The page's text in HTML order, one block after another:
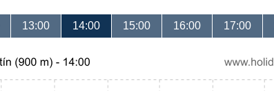
13:00 14:00 15:00 16:00 17:00